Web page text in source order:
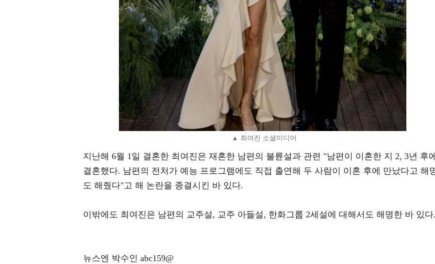
▲ 최여진 소셜미디어
지난해 6월 1일 결혼한 최여진은 재혼한 남편의 불륜설과 관련 "남편이 이혼한 지 2, 3년 후
결혼했다. 남편의 전처가 예능 프로그램에도 직접 출연해 두 사람이 이혼 후에 만났다고 해
도 해줬다"고 해 논란을 종결시킨 바 있다.
이밖에도 최여진은 남편의 교주설, 교주 아들설, 한화그룹 2세설에 대해서도 해명한 바 있
뉴스엔 박수인 abc159@